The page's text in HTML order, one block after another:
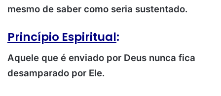
mesmo de saber como seria sustentado.
Princípio Espiritual:
Aquele que é enviado por Deus nunca fica
desamparado por Ele.